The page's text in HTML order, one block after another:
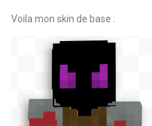
Voila mon skin de base :